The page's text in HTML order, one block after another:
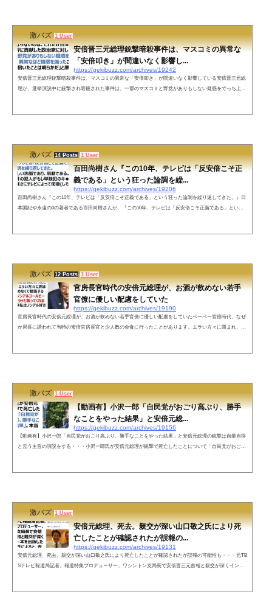
激バズ 1 User
安倍晋三元総理銃撃暗殺事件は、マスコミの異常な
「安倍叩き」が間違いなく影響し...
https://gekibuzz.com/archives/19242
安倍晋三元総理銃撃暗殺事件は、マスコミの異常な「安倍叩き」が間違いなく影響している安倍晋三元総
理が、選挙演説中に銃撃され暗殺された事件は、一部のマスコミと野党がありもしない疑惑をでっち上げ
激バズ 14 Posts 1 User
百田尚樹さん『この10年、テレビは「反安倍こそ正
義である」という狂った論調を繰...
https://gekibuzz.com/archives/19206
百田尚樹さん『この10年、テレビは「反安倍こそ正義である」という狂った論調を繰り返してきた。』日
本国紀や永遠の0の著者である百田尚樹さんが、『この10年、テレビは「反安倍こそ正義である」という
激バズ 12 Posts 1 User
官房長官時代の安倍元総理が、お酒が飲めない若手
官僚に優しい配慮をしていた
https://gekibuzz.com/archives/19190
官房長官時代の安倍元総理が、お酒が飲めない若手官僚に優しい配慮をしていたペーペー官僚時代、なぜ
か局長に誘われて当時の安倍官房長官と少人数の会食に行ったことがあります。エラい方々に囲まれ、お
激バズ 1 User
【動画有】小沢一郎「自民党がおごり高ぶり、勝手
なことをやった結果」と安倍元総...
https://gekibuzz.com/archives/19156
【動画有】小沢一郎「自民党がおごり高ぶり、勝手なことをやった結果」と安倍元総理の銃撃は自業自得
と云う主旨の演説をする・・・小沢一郎氏が安倍元総理が銃撃で死亡したことについて「自民党がおごり
激バズ 1 User
安倍元総理、死去。親交が深い山口敬之氏により死
亡したことが確認されたが誤報の...
https://gekibuzz.com/archives/19131
安倍元総理、死去。親交が深い山口敬之氏により死亡したことが確認されたが誤報の可能性も・・・元TB
Sテレビ報道局記者、報道特集プロデューサー、ワシントン支局長で安倍晋三元首相と親交が深くインタ